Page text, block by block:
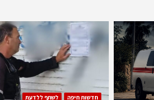
חדשות חיפה לשתף ללדעת